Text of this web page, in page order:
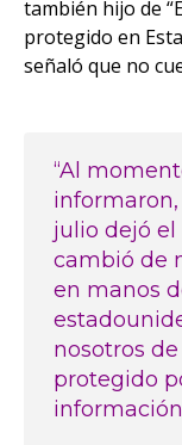
también hijo de
protegido en
señaló que no
“Al
julio dejó
cambió de
en manos
nosotros
protegido